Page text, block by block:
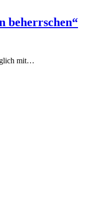
beherrschen“
mit…